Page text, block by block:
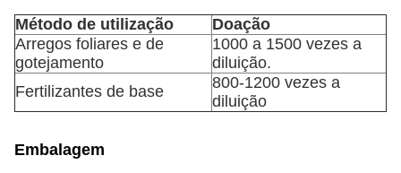
Método de utilização
Doação
Arregos foliares e de
gotejamento
1000 a 1500 vezes a
diluição.
Fertilizantes de base
800-1200 vezes a
diluição
Embalagem